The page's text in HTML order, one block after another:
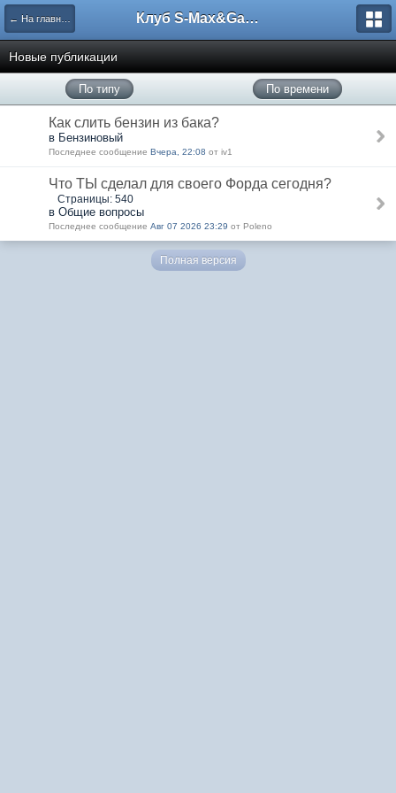
← На главную Клуб S-Max&Galaxy
Новые публикации
По типу По времени
Как слить бензин из бака?
в Бензиновый
Последнее сообщение Вчера, 22:08 от iv1
Что ТЫ сделал для своего Форда сегодня?
Страницы: 540
в Общие вопросы
Последнее сообщение Авг 07 2026 23:29 от Poleno
Полная версия